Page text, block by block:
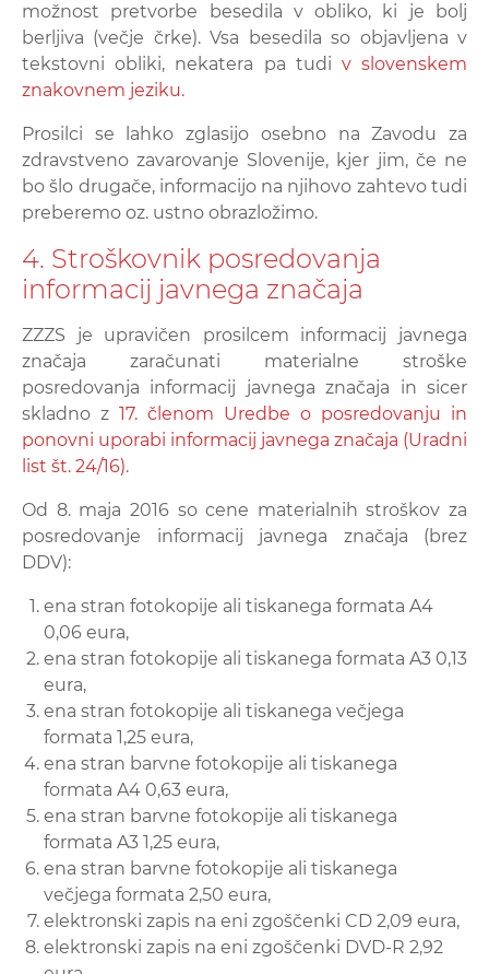
možnost pretvorbe besedila v obliko, ki je bolj
berljiva (večje črke). Vsa besedila so objavljena v
tekstovni obliki, nekatera pa tudi v slovenskem
znakovnem jeziku.
Prosilci se lahko zglasijo osebno na Zavodu za
zdravstveno zavarovanje Slovenije, kjer jim, če ne
bo šlo drugače, informacijo na njihovo zahtevo tudi
preberemo oz. ustno obrazložimo.
4. Stroškovnik posredovanja
informacij javnega značaja
ZZZS je upravičen prosilcem informacij javnega
značaja zaračunati materialne stroške
posredovanja informacij javnega značaja in sicer
skladno z 17. členom Uredbe o posredovanju in
ponovni uporabi informacij javnega značaja (Uradni
list št. 24/16).
Od 8. maja 2016 so cene materialnih stroškov za
posredovanje informacij javnega značaja (brez
DDV):
ena stran fotokopije ali tiskanega formata A4
0,06 eura,
ena stran fotokopije ali tiskanega formata A3 0,13
eura,
ena stran fotokopije ali tiskanega večjega
formata 1,25 eura,
ena stran barvne fotokopije ali tiskanega
formata A4 0,63 eura,
ena stran barvne fotokopije ali tiskanega
formata A3 1,25 eura,
ena stran barvne fotokopije ali tiskanega
večjega formata 2,50 eura,
elektronski zapis na eni zgoščenki CD 2,09 eura,
elektronski zapis na eni zgoščenki DVD-R 2,92